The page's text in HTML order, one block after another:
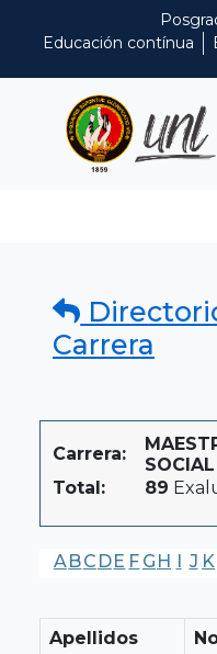
Educación contínua
Carrera
Carrera:
Total:
89
A BC DE F G H I J K
Apellidos